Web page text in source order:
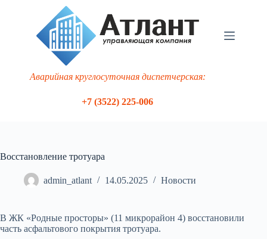
Аварийная круглосуточная диспетчерская:
+7 (3522) 225-006
Восстановление тротуара
admin_atlant 14.05.2025 Новости
В ЖК «Родные просторы» (11 микрорайон 4) восстановили
часть асфальтового покрытия тротуара.